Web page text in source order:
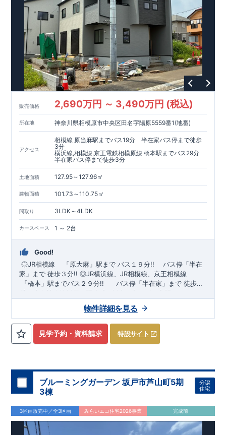
販売価格 2,690万円 ～ 3,490万円 (税込)
所在地 神奈川県相模原市中央区田名字陽原5559番1(地番)
アクセス
相模線 原当麻駅までバス19分 半在家バス停まで徒歩
3分
横浜線,相模線,京王電鉄相模原線 橋本駅までバス29分
半在家バス停まで徒歩3分
土地面積 127.95～127.96㎡
建物面積 101.73～110.75㎡
間取り 3LDK～4LDK
カースペース 1 ～ 2台
Good!
◎JR相模線 「原大麻」駅までバス１９分!! バス停「半在
家 」まで 徒歩３分!! ​◎JR横浜線、JR相模線、京王相模線
「橋本」駅までバス２９分!! ​バス停「半在家 」まで 徒歩３
分!!
■ 各棟吹抜採用で開放感・採光たっぷりの空間♪
リビン
■全棟インナーバルコニー採用で急な悪天
候でも安心！​■全居室クローゼット付きで申し分ない収納力
◎
◆ ブルーミングガーデンのこだわり ◆
← 各タイトルをクリ
リア ・住宅ローン減税、固定資産税などの税制優遇を受けられ
ます。 ・中古市場でも、長期優良住宅が有利に働きます。■住
宅性能評価ダブル取得予定!・『設計』住宅性能評価‥‥建物設
計段階で、国が認めた第三機関が評価しております。 ・『建
だけでなく、「現場の施工状況」を検査した上で、品質を保証
しております。■全棟自社一貫体制!・誰が何をやったかが明
確だからこそ、お客様の安心に繋がります。 ・設計、施工、営
業が協力しあい、最良のプランをご提供いたします。 ・不要な
中間マージンを抑える事で、コストダウンに努めております。
見学予約・資料請求 特設サイト
物件詳細を見る
ブルーミングガーデン 坂戸市芦山町5期
3棟
分譲
住宅
3区画販売中／全3区画 みらいエコ住宅2026事業 完成前